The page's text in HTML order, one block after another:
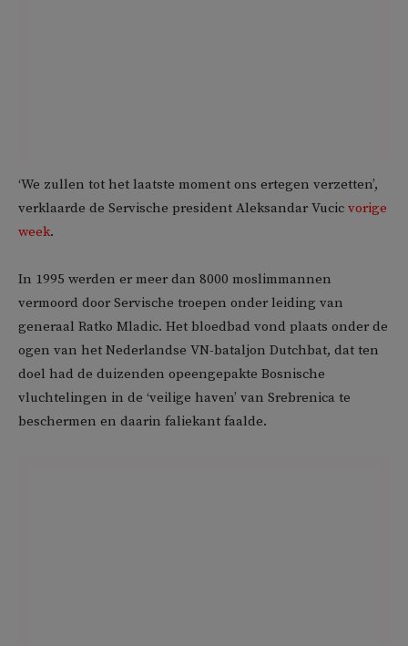
‘We zullen tot het laatste moment ons ertegen verzetten’,
verklaarde de Servische president Aleksandar Vucic vorige
week.
In 1995 werden er meer dan 8000 moslimmannen
vermoord door Servische troepen onder leiding van
generaal Ratko Mladic. Het bloedbad vond plaats onder de
ogen van het Nederlandse VN-bataljon Dutchbat, dat ten
doel had de duizenden opeengepakte Bosnische
vluchtelingen in de ‘veilige haven’ van Srebrenica te
beschermen en daarin faliekant faalde.